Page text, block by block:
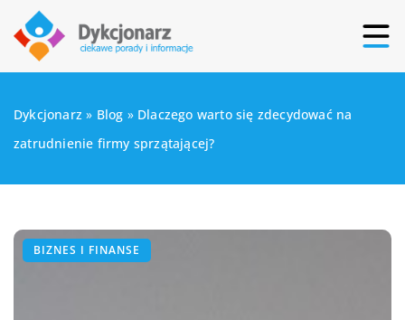
Dykcjonarz » Blog » Dlaczego warto się zdecydować na
zatrudnienie firmy sprzątającej?
BIZNES I FINANSE